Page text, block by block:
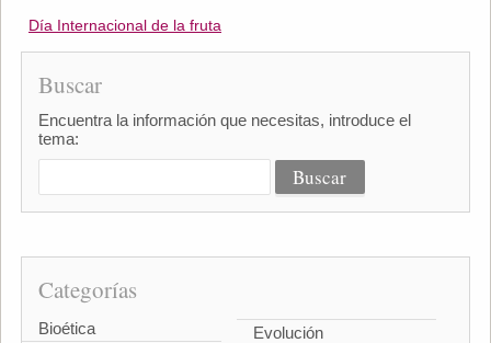
Día Internacional de la fruta
Buscar
Encuentra la información que necesitas, introduce el
tema:
Categorías
Bioética
Evolución